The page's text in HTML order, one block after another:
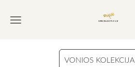
VONIOS KOLEKCIJA